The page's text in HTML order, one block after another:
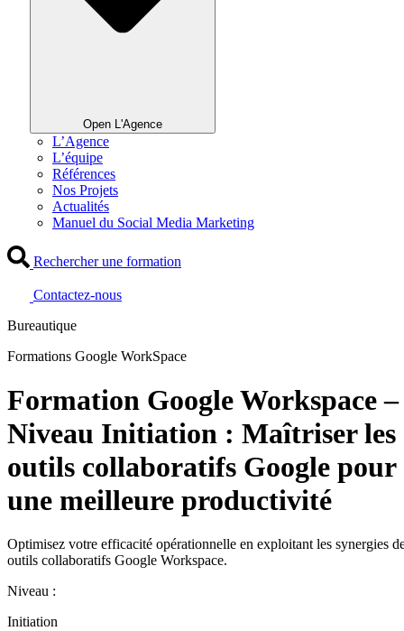
Open L'Agence
L’Agence
L’équipe
Références
Nos Projets
Actualités
Manuel du Social Media Marketing
Rechercher une formation
Contactez-nous
Bureautique
Formations Google WorkSpace
Formation Google Workspace –
Niveau Initiation : Maîtriser les
outils collaboratifs Google pour
une meilleure productivité
Optimisez votre efficacité opérationnelle en exploitant les synergies
outils collaboratifs Google Workspace.
Niveau :
Initiation